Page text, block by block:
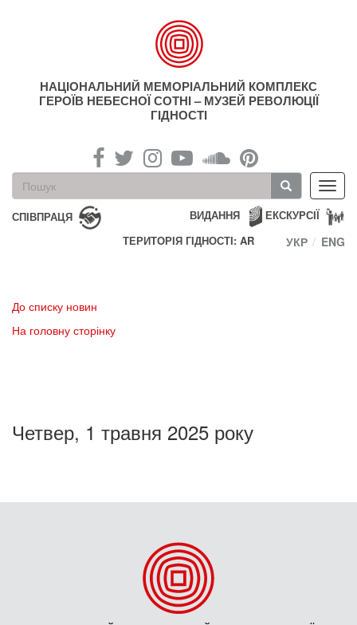
НАЦІОНАЛЬНИЙ МЕМОРІАЛЬНИЙ КОМПЛЕКС
ГЕРОЇВ НЕБЕСНОЇ СОТНІ – МУЗЕЙ РЕВОЛЮЦІЇ
ГІДНОСТІ
Пошукова
форма
Пошук
СПІВПРАЦЯ ЕКСКУРСІЇ
ВИДАННЯ
ТЕРИТОРІЯ ГІДНОСТІ: AR
УКР ENG
До списку новин
На головну сторінку
Четвер, 1 травня 2025 року